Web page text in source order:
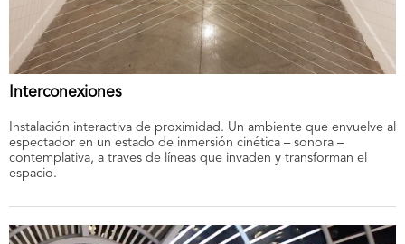
Interconexiones
Instalación interactiva de proximidad. Un ambiente que envuelve al
espectador en un estado de inmersión cinética – sonora –
contemplativa, a traves de líneas que invaden y transforman el
espacio.